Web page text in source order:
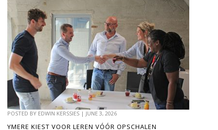
POSTED BY EDWIN KERSSIES | JUNE 3, 2026
YMERE KIEST VOOR LEREN VÓÓR OPSCHALEN